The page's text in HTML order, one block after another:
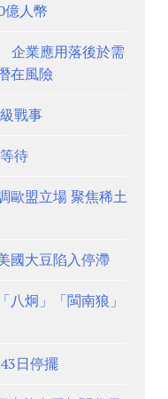
億人幣
業應用落後於需
在風險
戰事
待
歐盟立場 聚焦稀土
國大豆陷入停滯
八炯」「閩南狼」
日停擺